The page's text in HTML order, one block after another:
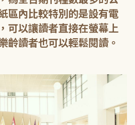
區內比較特別的是設有電
可以讓讀者直接在螢幕上
齡讀者也可以輕鬆閱讀。